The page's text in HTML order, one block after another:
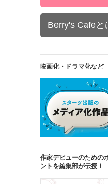
Berry's Cafeと
映画化・ドラマ化など
作家デビューのための
ントを編集部が伝授！